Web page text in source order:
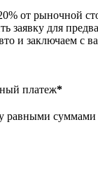
от рыночной
заявку для
и заключаем с
платеж*
равными суммами